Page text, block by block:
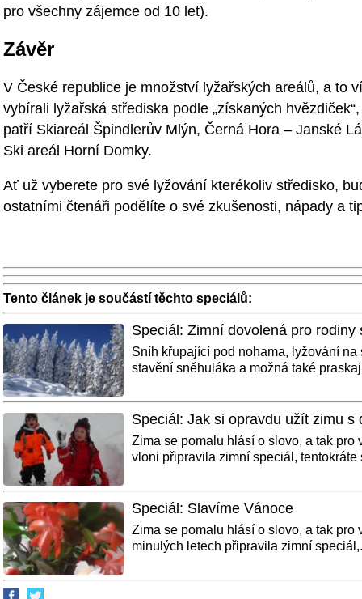
pro všechny zájemce od 10 let).
Závěr
V České republice je množství lyžařských areálů, a to
vybírali lyžařská střediska podle „získaných
patří Skiareál Špindlerův Mlýn, Černá Hora – Janské
Ski areál Horní Domky.
Ať už vyberete pro své lyžování kterékoliv středisko,
ostatními čtenáři podělíte o své zkušenosti, nápady a
Tento článek je součástí těchto speciálů:
Speciál: Zimní dovolená pro rodiny
Sníh křupající pod nohama, lyžování
stavění sněhuláka a možná také
Speciál: Jak si opravdu užít zimu s
Zima se pomalu hlásí o slovo, a tak
vloni připravila zimní speciál, tentokráte
Speciál: Slavíme Vánoce
Zima se pomalu hlásí o slovo, a tak
minulých letech připravila zimní